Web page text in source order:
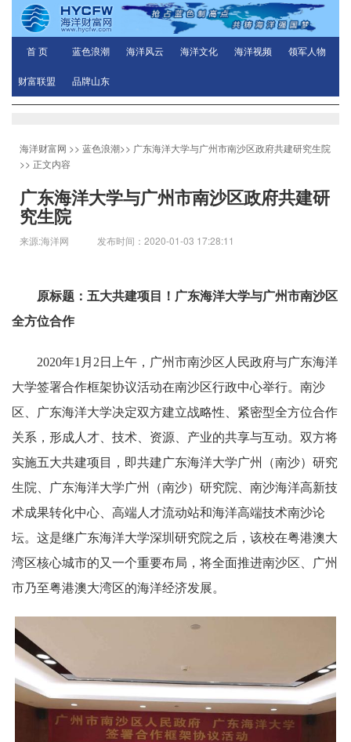
首 页 蓝色浪潮 海洋风云 海洋文化 海洋视频 领军人物
财富联盟 品牌山东
海洋财富网 >> 蓝色浪潮>> 广东海洋大学与广州市南沙区政府共建研究生院
>> 正文内容
广东海洋大学与广州市南沙区政府共建研
究生院
来源:海洋网 发布时间：2020-01-03 17:28:11
原标题：五大共建项目！广东海洋大学与广州市南沙区
全方位合作
2020年1月2日上午，广州市南沙区人民政府与广东海洋
大学签署合作框架协议活动在南沙区行政中心举行。南沙
区、广东海洋大学决定双方建立战略性、紧密型全方位合作
关系，形成人才、技术、资源、产业的共享与互动。双方将
实施五大共建项目，即共建广东海洋大学广州（南沙）研究
生院、广东海洋大学广州（南沙）研究院、南沙海洋高新技
术成果转化中心、高端人才流动站和海洋高端技术南沙论
坛。这是继广东海洋大学深圳研究院之后，该校在粤港澳大
湾区核心城市的又一个重要布局，将全面推进南沙区、广州
市乃至粤港澳大湾区的海洋经济发展。